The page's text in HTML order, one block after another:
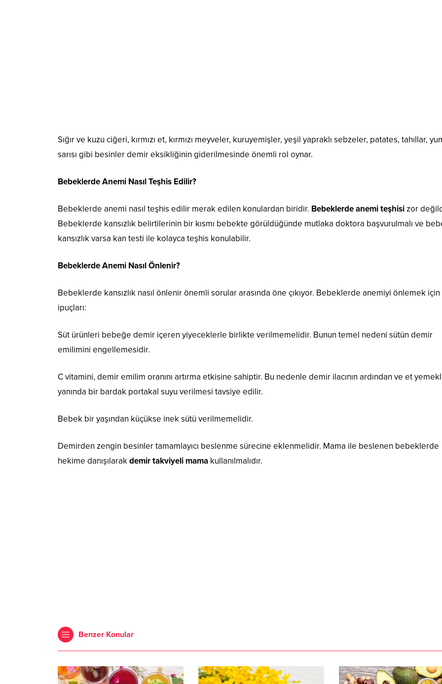
Sığır ve kuzu ciğeri, kırmızı et, kırmızı meyveler, kuruyemişler, yeşil yapraklı sebzeler, patates, tahıllar,
sarısı gibi besinler demir eksikliğinin giderilmesinde önemli rol oynar.
Bebeklerde Anemi Nasıl Teşhis Edilir?
Bebeklerde anemi nasıl teşhis edilir merak edilen konulardan biridir. Bebeklerde anemi teşhisizor
Bebeklerde kansızlık belirtilerinin bir kısmı bebekte görüldüğünde mutlaka doktora başvurulmalı ve
kansızlık varsa kan testi ile kolayca teşhis konulabilir.
Bebeklerde Anemi Nasıl Önlenir?
Bebeklerde kansızlık nasıl önlenir önemli sorular arasında öne çıkıyor. Bebeklerde anemiyi önlemek için
ipuçları:
Süt ürünleri bebeğe demir içeren yiyeceklerle birlikte verilmemelidir. Bunun temel nedeni sütün demir
emilimini engellemesidir.
C vitamini, demir emilim oranını artırma etkisine sahiptir. Bu nedenle demir ilacının ardından ve et
yanında bir bardak portakal suyu verilmesi tavsiye edilir.
Bebek bir yaşından küçükse inek sütü verilmemelidir.
Demirden zengin besinler tamamlayıcı beslenme sürecine eklenmelidir. Mama ile beslenen bebeklerde
hekime danışılarakdemir takviyeli mama kullanılmalıdır.
Benzer Konular